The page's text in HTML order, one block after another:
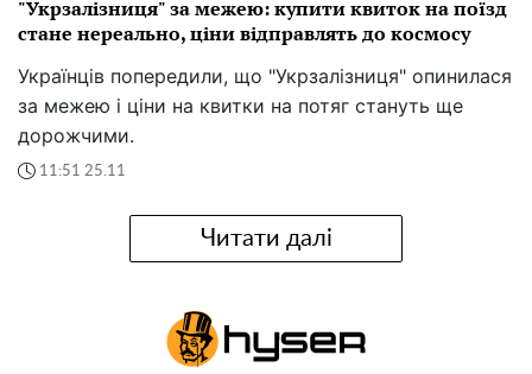
"Укрзалізниця" за межею: купити квиток на поїзд
стане нереально, ціни відправлять до космосу
Українців попередили, що "Укрзалізниця" опинилася
за межею і ціни на квитки на потяг стануть ще
дорожчими.
11:51 25.11
Читати далі